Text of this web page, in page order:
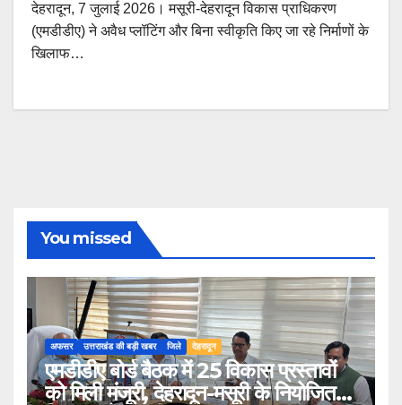
देहरादून, 7 जुलाई 2026। मसूरी-देहरादून विकास प्राधिकरण
(एमडीडीए) ने अवैध प्लॉटिंग और बिना स्वीकृति किए जा रहे निर्माणों के
खिलाफ…
You missed
अफसर उत्तराखंड की बड़ी खबर जिले देहरादून
एमडीडीए बोर्ड बैठक में 25 विकास प्रस्तावों
को मिली मंजूरी, देहरादून-मसूरी के नियोजित